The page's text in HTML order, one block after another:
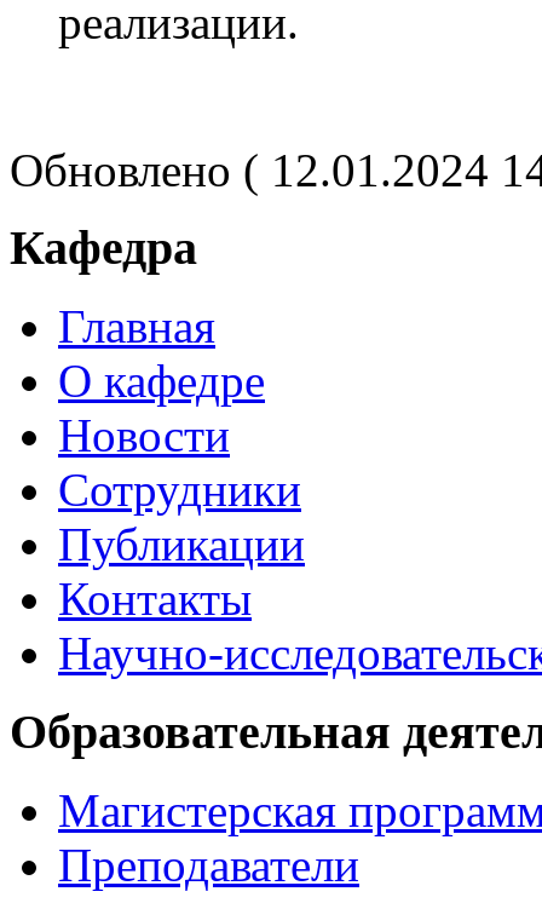
реализации.
Обновлено ( 12.01.2024
Кафедра
Главная
О кафедре
Новости
Сотрудники
Публикации
Контакты
Научно-
Образовательная
Магистерская
Преподаватели